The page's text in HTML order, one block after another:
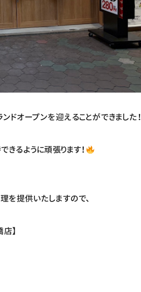
ドオープンを迎えることができました！
きるように頑張ります！
を提供いたしますので、
】